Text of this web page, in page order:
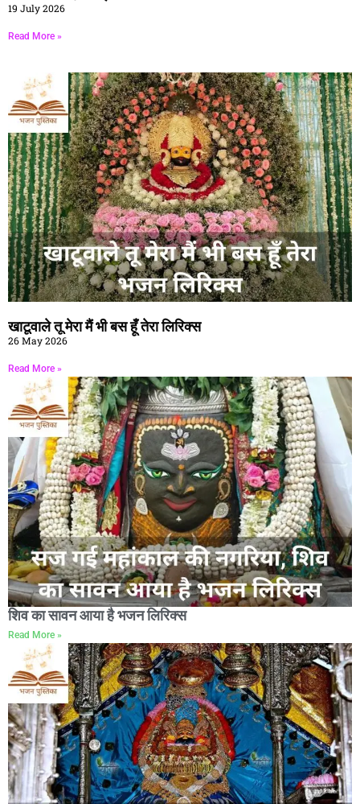
19 July 2026
Read More »
खाटूवाले तू मेरा मैं भी बस हूँ तेरा लिरिक्स
26 May 2026
Read More »
शिव का सावन आया है भजन लिरिक्स
Read More »